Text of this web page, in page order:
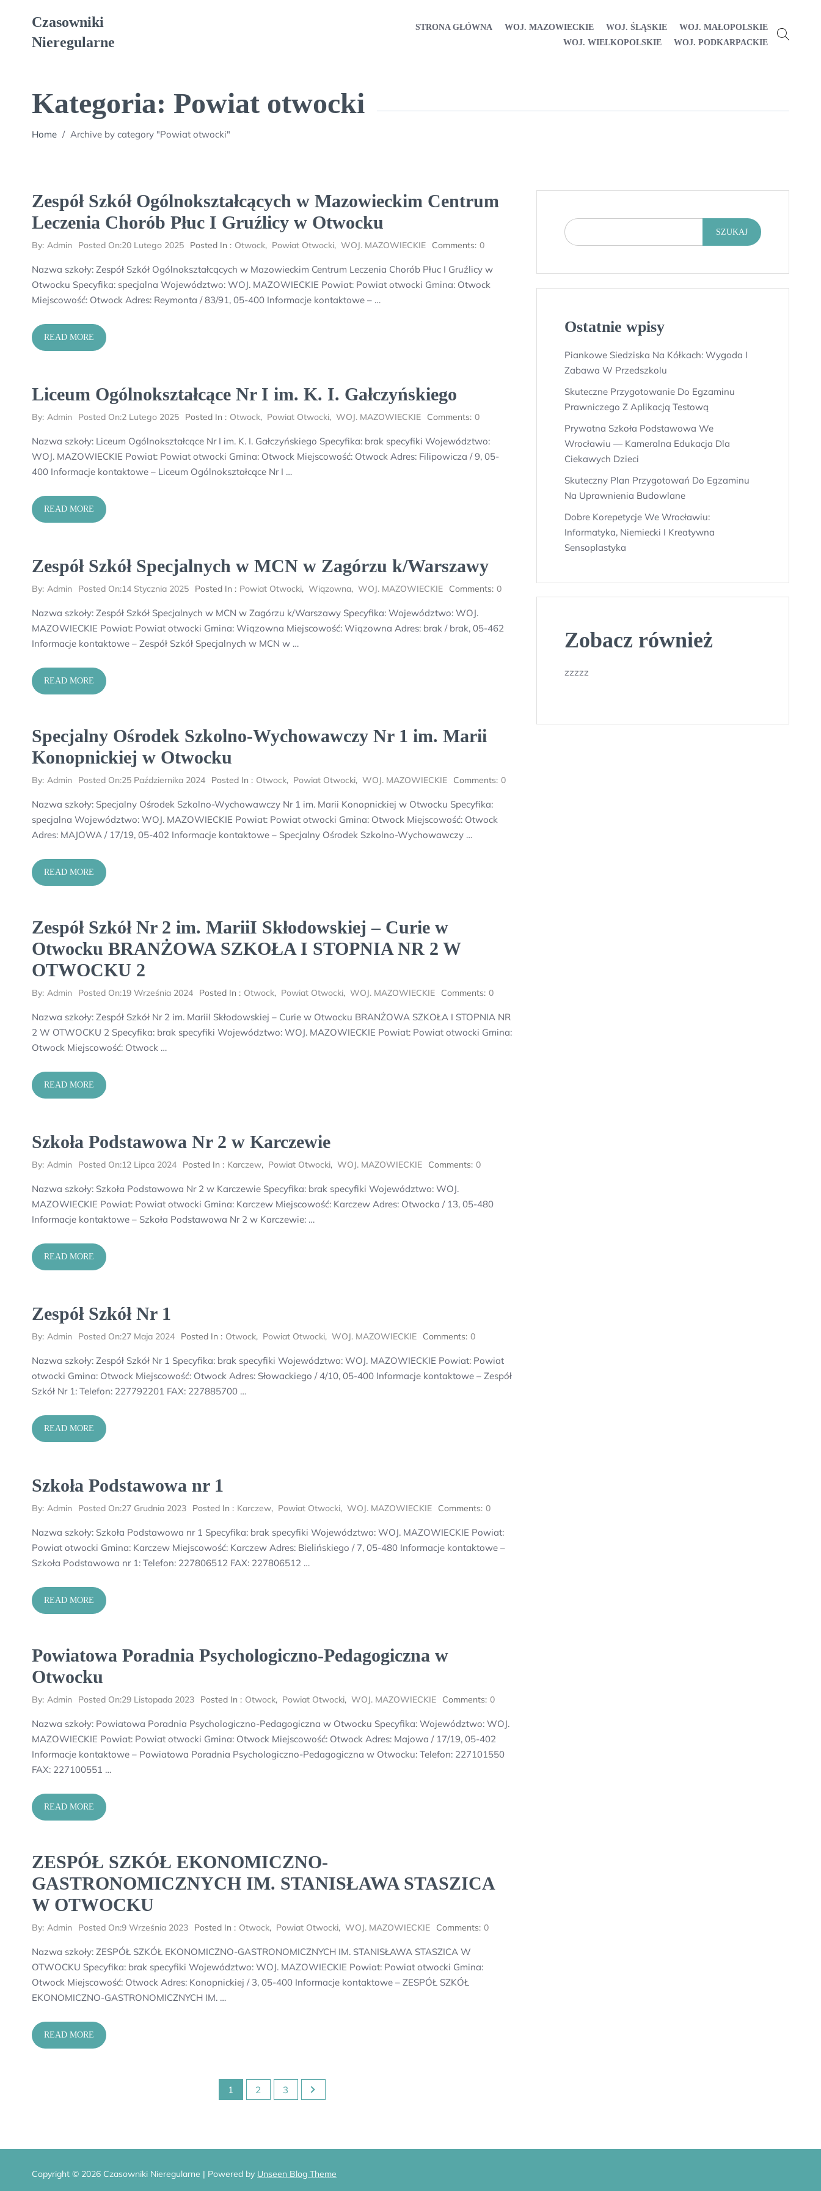
Czasowniki
Nieregularne
STRONA GŁÓWNA WOJ. MAZOWIECKIE WOJ. ŚLĄSKIE
WOJ. MAŁOPOLSKIE
WOJ. WIELKOPOLSKIE
WOJ. PODKARPACKIE
Kategoria: Powiat otwocki
Home / Archive by category "Powiat otwocki"
Zespół Szkół Ogólnokształcących w Mazowieckim Centrum
Leczenia Chorób Płuc I Gruźlicy w Otwocku
By: Admin Posted On:20 Lutego 2025 Posted In : Otwock, Powiat Otwocki, WOJ. MAZOWIECKIE Comments: 0
Nazwa szkoły: Zespół Szkół Ogólnokształcących w Mazowieckim Centrum Leczenia Chorób Płuc I Gruźlicy w
Otwocku Specyfika: specjalna Województwo: WOJ. MAZOWIECKIE Powiat: Powiat otwocki Gmina: Otwock
Miejscowość: Otwock Adres: Reymonta / 83/91, 05-400 Informacje kontaktowe – …
READ MORE
Liceum Ogólnokształcące Nr I im. K. I. Gałczyńskiego
By: Admin Posted On:2 Lutego 2025 Posted In : Otwock, Powiat Otwocki, WOJ. MAZOWIECKIE Comments: 0
Nazwa szkoły: Liceum Ogólnokształcące Nr I im. K. I. Gałczyńskiego Specyfika: brak specyfiki Województwo:
WOJ. MAZOWIECKIE Powiat: Powiat otwocki Gmina: Otwock Miejscowość: Otwock Adres: Filipowicza / 9, 05-
400 Informacje kontaktowe – Liceum Ogólnokształcące Nr I …
READ MORE
Zespół Szkół Specjalnych w MCN w Zagórzu k/Warszawy
By: Admin Posted On:14 Stycznia 2025 Posted In : Powiat Otwocki, Wiązowna, WOJ. MAZOWIECKIE Comments: 0
Nazwa szkoły: Zespół Szkół Specjalnych w MCN w Zagórzu k/Warszawy Specyfika: Województwo: WOJ.
MAZOWIECKIE Powiat: Powiat otwocki Gmina: Wiązowna Miejscowość: Wiązowna Adres: brak / brak, 05-462
Informacje kontaktowe – Zespół Szkół Specjalnych w MCN w …
READ MORE
Specjalny Ośrodek Szkolno-Wychowawczy Nr 1 im. Marii
Konopnickiej w Otwocku
By: Admin Posted On:25 Października 2024 Posted In : Otwock, Powiat Otwocki, WOJ. MAZOWIECKIE Comments: 0
Nazwa szkoły: Specjalny Ośrodek Szkolno-Wychowawczy Nr 1 im. Marii Konopnickiej w Otwocku Specyfika:
specjalna Województwo: WOJ. MAZOWIECKIE Powiat: Powiat otwocki Gmina: Otwock Miejscowość: Otwock
Adres: MAJOWA / 17/19, 05-402 Informacje kontaktowe – Specjalny Ośrodek Szkolno-Wychowawczy …
READ MORE
Zespół Szkół Nr 2 im. MariiI Skłodowskiej – Curie w
Otwocku BRANŻOWA SZKOŁA I STOPNIA NR 2 W
OTWOCKU 2
By: Admin Posted On:19 Września 2024 Posted In : Otwock, Powiat Otwocki, WOJ. MAZOWIECKIE Comments: 0
Nazwa szkoły: Zespół Szkół Nr 2 im. MariiI Skłodowskiej – Curie w Otwocku BRANŻOWA SZKOŁA I STOPNIA NR
2 W OTWOCKU 2 Specyfika: brak specyfiki Województwo: WOJ. MAZOWIECKIE Powiat: Powiat otwocki Gmina:
Otwock Miejscowość: Otwock …
READ MORE
Szkoła Podstawowa Nr 2 w Karczewie
By: Admin Posted On:12 Lipca 2024 Posted In : Karczew, Powiat Otwocki, WOJ. MAZOWIECKIE Comments: 0
Nazwa szkoły: Szkoła Podstawowa Nr 2 w Karczewie Specyfika: brak specyfiki Województwo: WOJ.
MAZOWIECKIE Powiat: Powiat otwocki Gmina: Karczew Miejscowość: Karczew Adres: Otwocka / 13, 05-480
Informacje kontaktowe – Szkoła Podstawowa Nr 2 w Karczewie: …
READ MORE
Zespół Szkół Nr 1
By: Admin Posted On:27 Maja 2024 Posted In : Otwock, Powiat Otwocki, WOJ. MAZOWIECKIE Comments: 0
Nazwa szkoły: Zespół Szkół Nr 1 Specyfika: brak specyfiki Województwo: WOJ. MAZOWIECKIE Powiat: Powiat
otwocki Gmina: Otwock Miejscowość: Otwock Adres: Słowackiego / 4/10, 05-400 Informacje kontaktowe – Zespół
Szkół Nr 1: Telefon: 227792201 FAX: 227885700 …
READ MORE
Szkoła Podstawowa nr 1
By: Admin Posted On:27 Grudnia 2023 Posted In : Karczew, Powiat Otwocki, WOJ. MAZOWIECKIE Comments: 0
Nazwa szkoły: Szkoła Podstawowa nr 1 Specyfika: brak specyfiki Województwo: WOJ. MAZOWIECKIE Powiat:
Powiat otwocki Gmina: Karczew Miejscowość: Karczew Adres: Bielińskiego / 7, 05-480 Informacje kontaktowe –
Szkoła Podstawowa nr 1: Telefon: 227806512 FAX: 227806512 …
READ MORE
Powiatowa Poradnia Psychologiczno-Pedagogiczna w
Otwocku
By: Admin Posted On:29 Listopada 2023 Posted In : Otwock, Powiat Otwocki, WOJ. MAZOWIECKIE Comments: 0
Nazwa szkoły: Powiatowa Poradnia Psychologiczno-Pedagogiczna w Otwocku Specyfika: Województwo: WOJ.
MAZOWIECKIE Powiat: Powiat otwocki Gmina: Otwock Miejscowość: Otwock Adres: Majowa / 17/19, 05-402
Informacje kontaktowe – Powiatowa Poradnia Psychologiczno-Pedagogiczna w Otwocku: Telefon: 227101550
FAX: 227100551 …
READ MORE
ZESPÓŁ SZKÓŁ EKONOMICZNO-
GASTRONOMICZNYCH IM. STANISŁAWA STASZICA
W OTWOCKU
By: Admin Posted On:9 Września 2023 Posted In : Otwock, Powiat Otwocki, WOJ. MAZOWIECKIE Comments: 0
Nazwa szkoły: ZESPÓŁ SZKÓŁ EKONOMICZNO-GASTRONOMICZNYCH IM. STANISŁAWA STASZICA W
OTWOCKU Specyfika: brak specyfiki Województwo: WOJ. MAZOWIECKIE Powiat: Powiat otwocki Gmina:
Otwock Miejscowość: Otwock Adres: Konopnickiej / 3, 05-400 Informacje kontaktowe – ZESPÓŁ SZKÓŁ
EKONOMICZNO-GASTRONOMICZNYCH IM. …
READ MORE
1 2 3
SZUKAJ
Ostatnie wpisy
Piankowe Siedziska Na Kółkach: Wygoda I
Zabawa W Przedszkolu
Skuteczne Przygotowanie Do Egzaminu
Prawniczego Z Aplikacją Testową
Prywatna Szkoła Podstawowa We
Wrocławiu — Kameralna Edukacja Dla
Ciekawych Dzieci
Skuteczny Plan Przygotowań Do Egzaminu
Na Uprawnienia Budowlane
Dobre Korepetycje We Wrocławiu:
Informatyka, Niemiecki I Kreatywna
Sensoplastyka
Zobacz również
zzzzz
Copyright © 2026 Czasowniki Nieregularne | Powered by Unseen Blog Theme